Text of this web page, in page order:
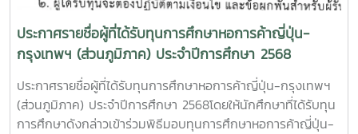
ประกาศรายชื่อผู้ที่ได้รับทุนการศึกษาหอการค้าญี่ปุ่น-
กรุงเทพฯ (ส่วนภูมิภาค) ประจำปีการศึกษา 2568
ประกาศรายชื่อผู้ที่ได้รับทุนการศึกษาหอการค้าญี่ปุ่น-กรุงเทพฯ
(ส่วนภูมิภาค) ประจำปีการศึกษา 2568โดยให้นักศึกษาที่ได้รับทุน
การศึกษาดังกล่าวเข้าร่วมพิธีมอบทุนการศึกษาหอการค้าญี่ปุ่น-